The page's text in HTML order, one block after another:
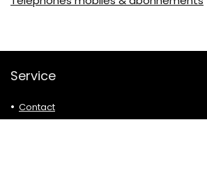
Service
Contact